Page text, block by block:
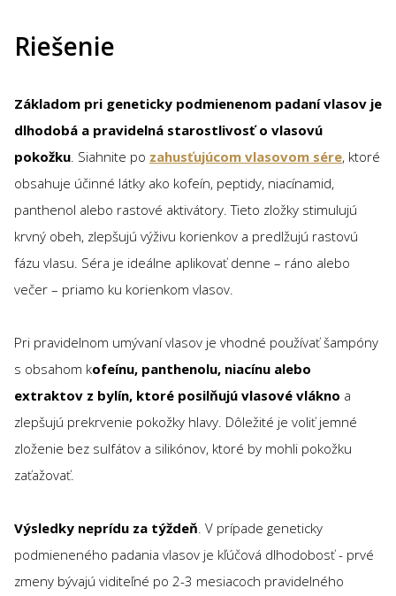
Riešenie
Základom pri geneticky podmienenom padaní vlasov je
dlhodobá a pravidelná starostlivosť o vlasovú
pokožku . Siahnite po zahusťujúcom vlasovom sére, ktoré
obsahuje účinné látky ako kofeín, peptidy, niacínamid,
panthenol alebo rastové aktivátory. Tieto zložky stimulujú
krvný obeh, zlepšujú výživu korienkov a predlžujú rastovú
fázu vlasu. Séra je ideálne aplikovať denne – ráno alebo
večer – priamo ku korienkom vlasov.
Pri pravidelnom umývaní vlasov je vhodné používať šampóny
s obsahom kofeínu, panthenolu, niacínu alebo
extraktov z bylín, ktoré posilňujú vlasové vlákno a
zlepšujú prekrvenie pokožky hlavy. Dôležité je voliť jemné
zloženie bez sulfátov a silikónov, ktoré by mohli pokožku
zaťažovať.
Výsledky neprídu za týždeň . V prípade geneticky
podmieneného padania vlasov je kľúčová dlhodobosť - prvé
zmeny bývajú viditeľné po 2-3 mesiacoch pravidelného